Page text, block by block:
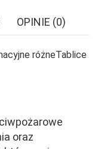
OPINIE (0)
różneTablice
oraz